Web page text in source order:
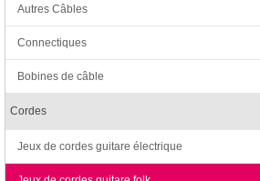
Autres Câbles
Connectiques
Bobines de câble
Cordes
Jeux de cordes guitare électrique